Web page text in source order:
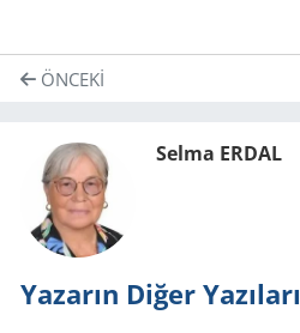
ÖNCEKI
Selma ERDAL
Yazarın Diğer Yazıları